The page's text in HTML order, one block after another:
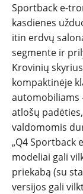
Sportback e-
kasdienes
itin erdvų
segmente ir
Krovinių
kompaktinėje
automobiliams
atlošų
valdomomis
„Q4 Sportback
modeliai gali
priekabą (su
versijos gali